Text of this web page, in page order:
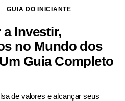
GUIA DO INICIANTE
Investir,
no Mundo dos
Guia Completo
de valores e alcançar seus